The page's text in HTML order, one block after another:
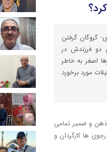
گروگان گرفتن
فرزندش در
اصغر به خاطر
مورد برخورد
و ضمیر تمامی
ها کارگردان و